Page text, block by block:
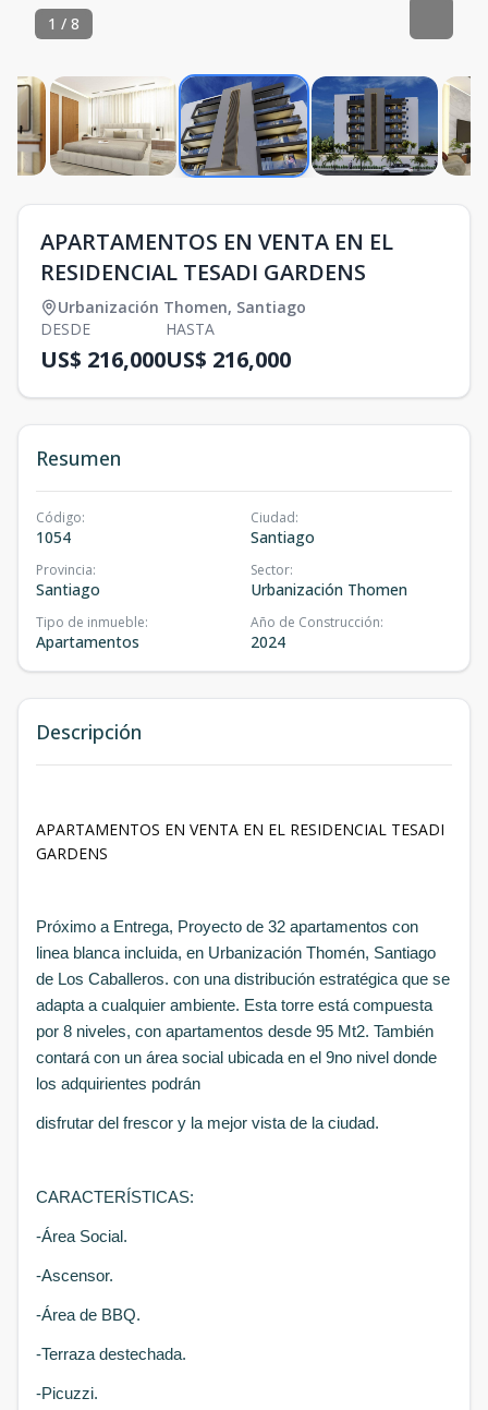
1 / 8
APARTAMENTOS EN VENTA EN EL
RESIDENCIAL TESADI GARDENS
Urbanización Thomen, Santiago
DESDE
US$ 216,000
HASTA
US$ 216,000
Resumen
Código:
1054
Ciudad:
Santiago
Provincia:
Santiago
Sector:
Urbanización Thomen
Tipo de inmueble:
Apartamentos
Año de Construcción:
2024
Descripción
APARTAMENTOS EN VENTA EN EL RESIDENCIAL TESADI
GARDENS
Próximo a Entrega, Proyecto de 32 apartamentos con
linea blanca incluida, en Urbanización Thomén, Santiago
de Los Caballeros. con una distribución estratégica que se
adapta a cualquier ambiente. Esta torre está compuesta
por 8 niveles, con apartamentos desde 95 Mt2. También
contará con un área social ubicada en el 9no nivel donde
los adquirientes podrán
disfrutar del frescor y la mejor vista de la ciudad.
CARACTERÍSTICAS:
-Área Social.
-Ascensor.
-Área de BBQ.
-Terraza destechada.
-Picuzzi.